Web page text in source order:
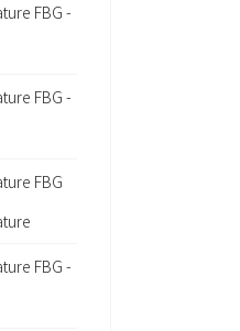
FBG -
FBG -
FBG
FBG -